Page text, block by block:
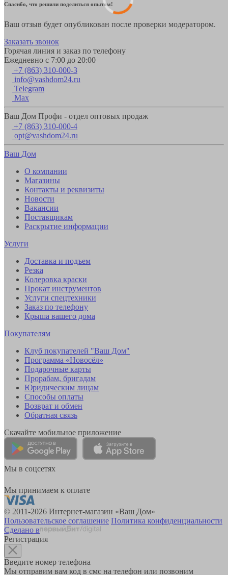
Спасибо, что решили поделиться опытом!
Ваш отзыв будет опубликован после проверки модератором.
Заказать звонок
Горячая линия и заказ по телефону
Ежедневно с 7:00 до 20:00
+7 (863) 310-000-3
info@vashdom24.ru
Telegram
Max
Ваш Дом Профи - отдел оптовых продаж
+7 (863) 310-000-4
opt@vashdom24.ru
Ваш Дом
О компании
Магазины
Контакты и реквизиты
Новости
Вакансии
Поставщикам
Раскрытие информации
Услуги
Доставка и подъем
Резка
Колеровка краски
Прокат инструментов
Услуги спецтехники
Заказ по телефону
Крыша вашего дома
Покупателям
Клуб покупателей "Ваш Дом"
Программа «Новосёл»
Подарочные карты
Прорабам, бригадам
Юридическим лицам
Способы оплаты
Возврат и обмен
Обратная связь
Скачайте мобильное приложение
Мы в соцсетях
Мы принимаем к оплате
© 2011-2026 Интернет-магазин «Ваш Дом»
Пользовательское соглашение Политика конфиденциальности
Сделано в
Регистрация
Введите номер телефона
Мы отправим вам код в смс на телефон или позвоним